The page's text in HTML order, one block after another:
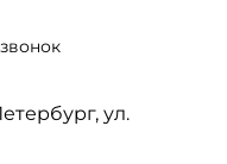
ул.